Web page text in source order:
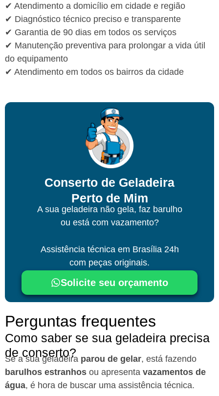
✔ Atendimento a domicílio em cidade e região
✔ Diagnóstico técnico preciso e transparente
✔ Garantia de 90 dias em todos os serviços
✔ Manutenção preventiva para prolongar a vida útil
do equipamento
✔ Atendimento em todos os bairros da cidade
Conserto de Geladeira
Perto de Mim
A sua geladeira não gela, faz barulho
ou está com vazamento?
Assistência técnica em Brasília24h
com peças originais.
Solicite seu orçamento
Perguntas frequentes
Como saber se sua geladeira precisa
de conserto?
Se a sua geladeira parou de gelar, está fazendo
barulhos estranhos ou apresenta vazamentos de
água, é hora de buscar uma assistência técnica.